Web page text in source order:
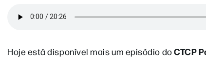
Hoje está disponível mais um episódio doCTCP